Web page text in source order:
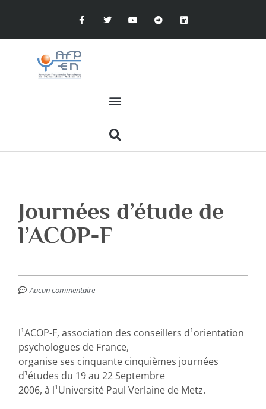
Journées d’étude de
l’ACOP-F
Aucun commentaire
l¹ACOP-F, association des conseillers d¹orientation
psychologues de France,
organise ses cinquante cinquièmes journées
d¹études du 19 au 22 Septembre
2006, à l¹Université Paul Verlaine de Metz.